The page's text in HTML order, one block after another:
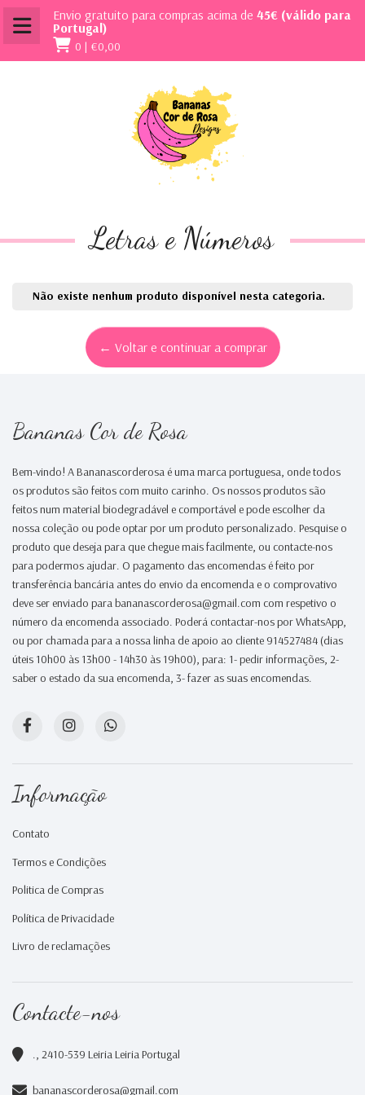
Envio gratuito para compras acima de 45€ (válido para
Portugal)
0 | €0,00
Letras e Números
Não existe nenhum produto disponível nesta categoria.
← Voltar e continuar a comprar
Bananas Cor de Rosa
Bem-vindo! A Bananascorderosa é uma marca portuguesa, onde todos
os produtos são feitos com muito carinho. Os nossos produtos são
feitos num material biodegradável e comportável e pode escolher da
nossa coleção ou pode optar por um produto personalizado. Pesquise o
produto que deseja para que chegue mais facilmente, ou contacte-nos
para podermos ajudar. O pagamento das encomendas é feito por
transferência bancária antes do envio da encomenda e o comprovativo
deve ser enviado para bananascorderosa@gmail.com com respetivo o
número da encomenda associado. Poderá contactar-nos por WhatsApp,
ou por chamada para a nossa linha de apoio ao cliente 914527484 (dias
úteis 10h00 às 13h00 - 14h30 às 19h00), para: 1- pedir informações, 2-
saber o estado da sua encomenda, 3- fazer as suas encomendas.
Informação
Contato
Termos e Condições
Politica de Compras
Política de Privacidade
Livro de reclamações
Contacte-nos
., 2410-539 Leiria Leiria Portugal
bananascorderosa@gmail.com